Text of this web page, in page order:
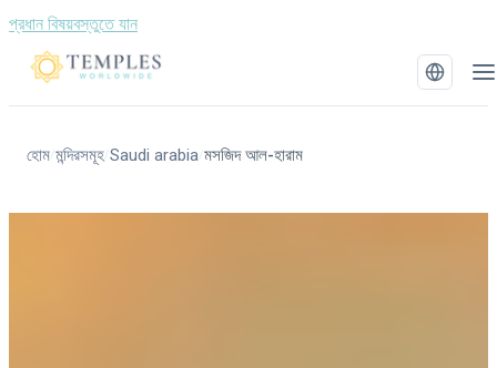
প্রধান বিষয়বস্তুতে যান
হোম/মন্দিরসমূহ/Saudi arabia/মসজিদ আল-হারাম